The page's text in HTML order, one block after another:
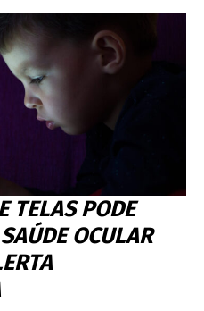
TELAS PODE
OCULAR